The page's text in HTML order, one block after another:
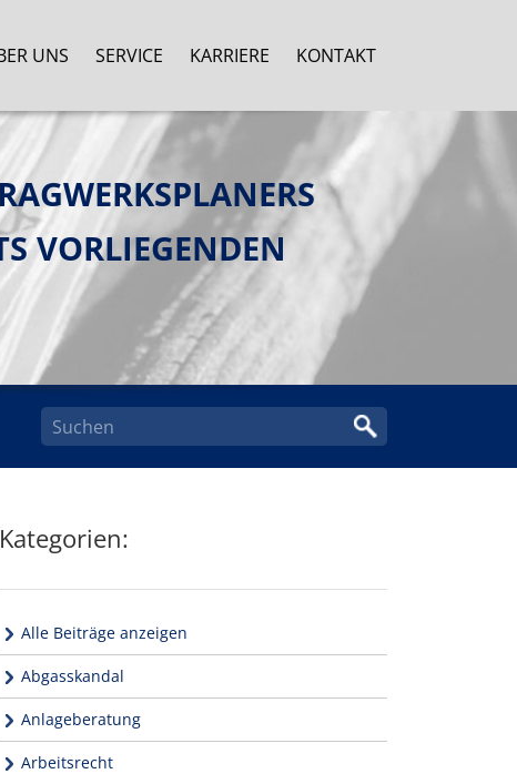
UNS SERVICE KARRIERE KONTAKT
VORLIEGENDEN
Kategorien:
Alle Beiträge anzeigen
Abgasskandal
Anlageberatung
Arbeitsrecht